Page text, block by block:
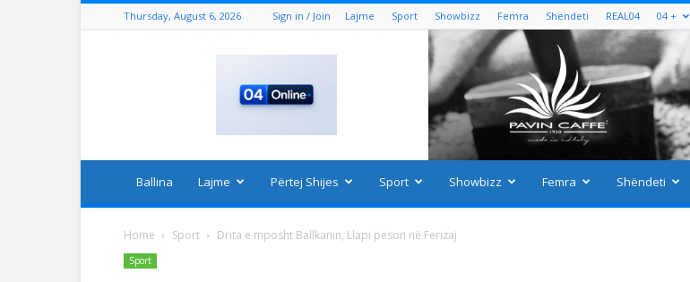
Thursday, August 6, 2026 Sign in / Join Lajme Sport Showbizz Femra Shëndeti REAL04 04 +
Ballina Lajme Përtej Shijes Sport Showbizz Femra Shëndeti
Home Sport Drita e mposht Ballkanin, Llapi pëson në Ferizaj
Sport